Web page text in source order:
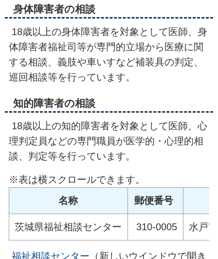
身体障害者の相談
18歳以上の身体障害者を対象として医師、身
体障害者福祉司等が専門的立場から医療に関
する相談、義肢や車いすなど補装具の判定、
巡回相談等を行っています。
知的障害者の相談
18歳以上の知的障害者を対象として医師、心
理判定員などの専門職員が医学的・心理的相
談、判定等を行っています。
※表は横スクロールできます。
名称
郵便番号
茨城県福祉相談センター 310-0005 水戸
福祉相談センター （新しいウインドウで開き